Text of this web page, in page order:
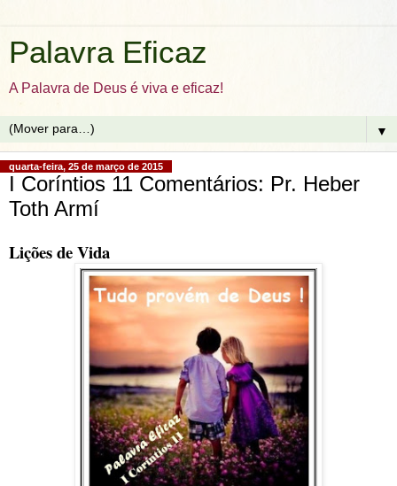
Palavra Eficaz
A Palavra de Deus é viva e eficaz!
▼
quarta-feira, 25 de março de 2015
I Coríntios 11 Comentários: Pr. Heber
Toth Armí
Lições de Vida